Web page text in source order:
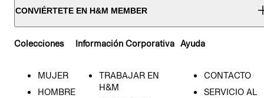
CONVIÉRTETE EN H&M MEMBER
Colecciones
MUJER
HOMBRE
Información Corporativa
TRABAJAR EN
H&M
Ayuda
CONTACTO
SERVICIO AL